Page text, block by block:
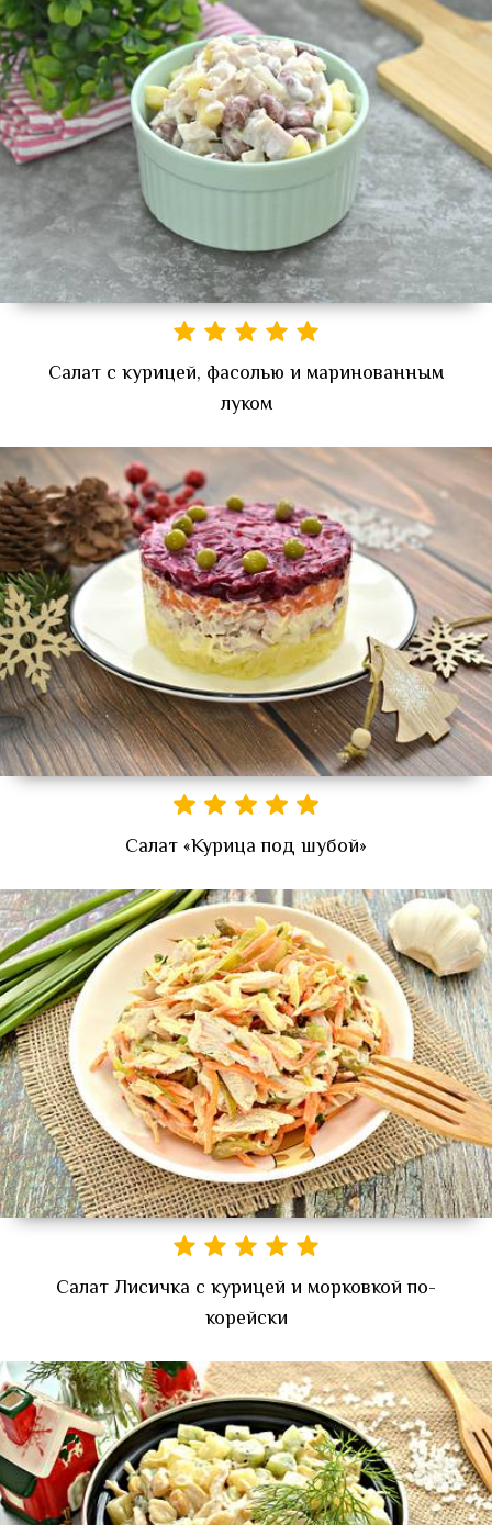
Салат с курицей, фасолью и маринованным
луком
Салат «Курица под шубой»
Салат Лисичка с курицей и морковкой по-
корейски